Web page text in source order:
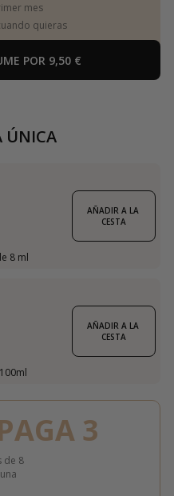
mes
quieras
POR 9,50 €
ÚNICA
8 ml
AÑADIR A LA
CESTA
AÑADIR A LA
CESTA
3
de 8